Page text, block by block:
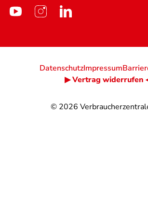
© 2026
DatenschutzImpressum
▶ Vertrag widerrufen